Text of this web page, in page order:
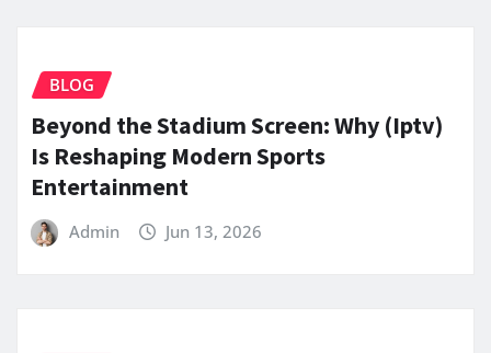
BLOG
Beyond the Stadium Screen: Why (Iptv)
Is Reshaping Modern Sports
Entertainment
Admin Jun 13, 2026